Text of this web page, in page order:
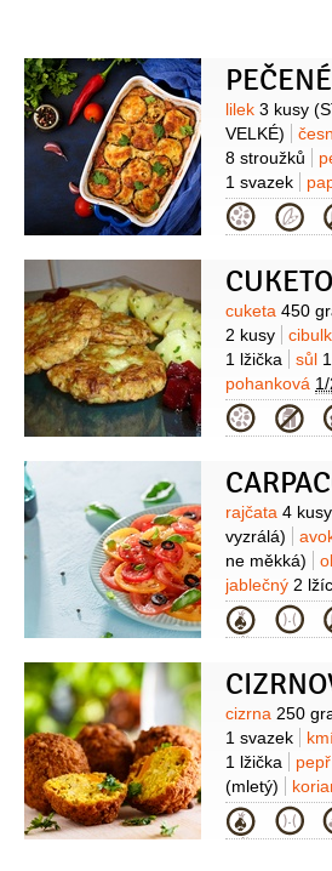
lilek 3 kusy
VELKÉ)
8 stroužků
1 svazek
1 kus
olej
pasta Tahini
cuketa 450
2 kusy
1 lžička
sůl
pohanková
30 gramů
rajčata 4 kusy
vyzrálá)
ne měkká)
jablečný 2
stonky)
(bio)
cizrna 250
1 svazek
1 lžička
pepř
(mletý)
(mletý)
slunečnicový